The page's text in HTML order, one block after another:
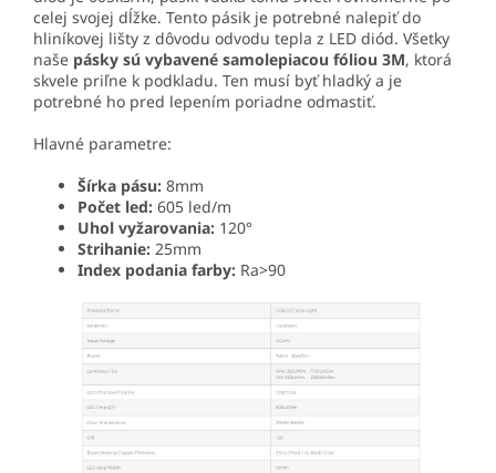
celej svojej dĺžke. Tento pásik je potrebné nalepiť do
hliníkovej lišty z dôvodu odvodu tepla z LED diód. Všetky
naše pásky sú vybavené samolepiacou fóliou 3M, ktorá
skvele priľne k podkladu. Ten musí byť hladký a je
potrebné ho pred lepením poriadne odmastiť.
Hlavné parametre:
Šírka pásu: 8mm
Počet led: 605 led/m
Uhol vyžarovania: 120°
Strihanie: 25mm
Index podania farby: Ra>90